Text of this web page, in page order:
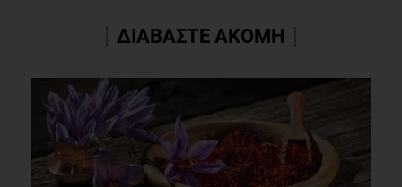
ΔΙΑΒΑΣΤΕ ΑΚΟΜΗ